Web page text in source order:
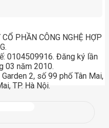
PHẦN CÔNG NGHỆ HỢP
0104509916. Đăng ký lần
03 năm 2010.
2, số 99 phố Tân Mai,
TP. Hà Nội.